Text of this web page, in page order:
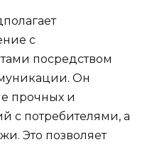
с
посредством
Он
прочных и
с потребителями, а
Это позволяет